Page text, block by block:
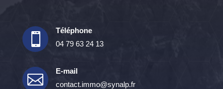

Téléphone
04 79 63 24 13

E-mail
contact.immo@synalp.fr